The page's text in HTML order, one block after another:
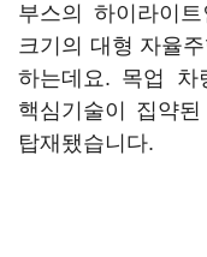
부스의 하이라이
크기의 대형 자율
하는데요. 목업 차
핵심기술이 집약
탑재됐습니다.